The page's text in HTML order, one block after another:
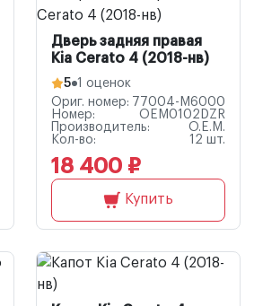
Дверь задняя правая
Kia Cerato 4 (2018-нв)
5 1 оценок
Ориг. номер: 77004-M6000
Номер:
OEM0102DZR
Производитель:
O.E.M.
Кол-во:
12 шт.
18 400 ₽
Купить